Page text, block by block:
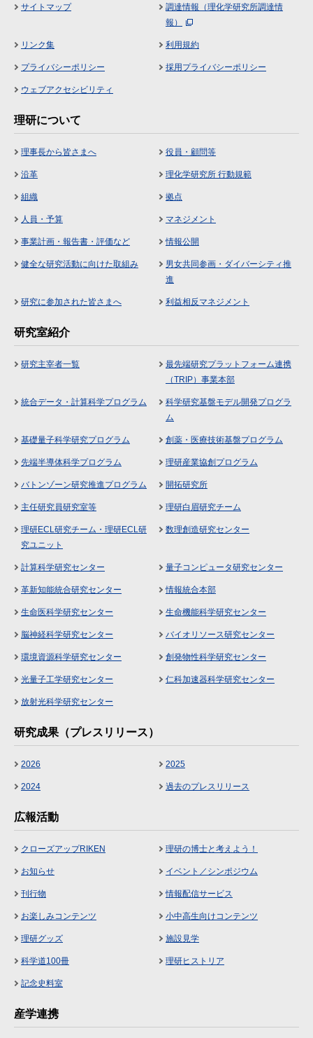
サイトマップ
調達情報（理化学研究所調達情
報）
リンク集 利用規約
プライバシーポリシー 採用プライバシーポリシー
ウェブアクセシビリティ
理研について
理事長から皆さまへ 役員・顧問等
沿革 理化学研究所 行動規範
組織 拠点
人員・予算 マネジメント
事業計画・報告書・評価など 情報公開
健全な研究活動に向けた取組み
男女共同参画・ダイバーシティ推
進
研究に参加された皆さまへ 利益相反マネジメント
研究室紹介
研究主宰者一覧
最先端研究プラットフォーム連携
（TRIP）事業本部
統合データ・計算科学プログラム
科学研究基盤モデル開発プログラ
ム
基礎量子科学研究プログラム 創薬・医療技術基盤プログラム
先端半導体科学プログラム 理研産業協創プログラム
バトンゾーン研究推進プログラム 開拓研究所
主任研究員研究室等 理研白眉研究チーム
理研ECL研究チーム・理研ECL研
究ユニット
数理創造研究センター
計算科学研究センター 量子コンピュータ研究センター
革新知能統合研究センター 情報統合本部
生命医科学研究センター 生命機能科学研究センター
脳神経科学研究センター バイオリソース研究センター
環境資源科学研究センター 創発物性科学研究センター
光量子工学研究センター 仁科加速器科学研究センター
放射光科学研究センター
研究成果（プレスリリース）
2026 2025
2024 過去のプレスリリース
広報活動
クローズアップRIKEN 理研の博士と考えよう！
お知らせ イベント／シンポジウム
刊行物 情報配信サービス
お楽しみコンテンツ 小中高生向けコンテンツ
理研グッズ 施設見学
科学道100冊 理研ヒストリア
記念史料室
産学連携